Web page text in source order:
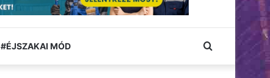
#ÉJSZAKAI MÓD Keresés: